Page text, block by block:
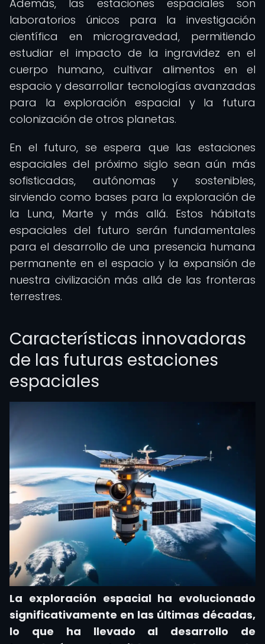
Además, las estaciones espaciales son
laboratorios únicos para la investigación
científica en microgravedad, permitiendo
estudiar el impacto de la ingravidez en el
cuerpo humano, cultivar alimentos en el
espacio y desarrollar tecnologías avanzadas
para la exploración espacial y la futura
colonización de otros planetas.
En el futuro, se espera que las estaciones
espaciales del próximo siglo sean aún más
sofisticadas, autónomas y sostenibles,
sirviendo como bases para la exploración de
la Luna, Marte y más allá. Estos hábitats
espaciales del futuro serán fundamentales
para el desarrollo de una presencia humana
permanente en el espacio y la expansión de
nuestra civilización más allá de las fronteras
terrestres.
Características innovadoras
de las futuras estaciones
espaciales
La exploración espacial ha evolucionado
significativamente en las últimas décadas,
lo que ha llevado al desarrollo de